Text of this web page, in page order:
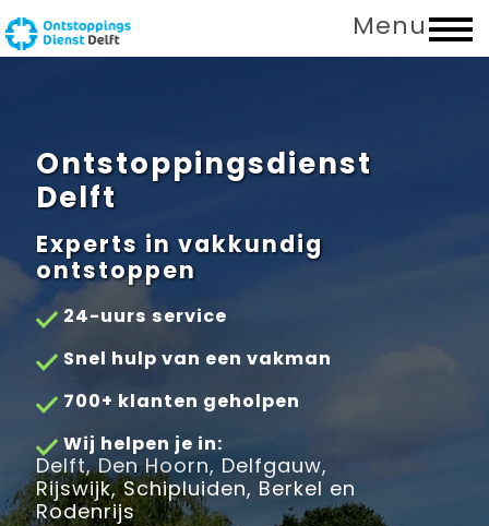
Menu
Ontstoppingsdienst
Delft
Experts in vakkundig
ontstoppen
24-uurs service
Snel hulp van een vakman
700+ klanten geholpen
Wij helpen je in:
Delft, Den Hoorn, Delfgauw,
Rijswijk, Schipluiden, Berkel en
Rodenrijs